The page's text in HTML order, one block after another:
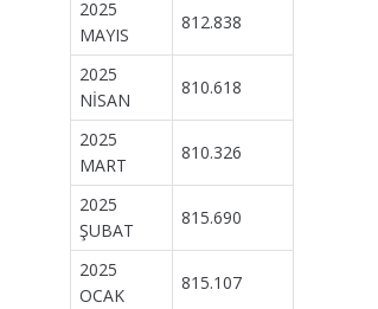
2025
MAYIS
812.838
2025
NİSAN
810.618
2025
MART
810.326
2025
ŞUBAT
815.690
2025
OCAK
815.107